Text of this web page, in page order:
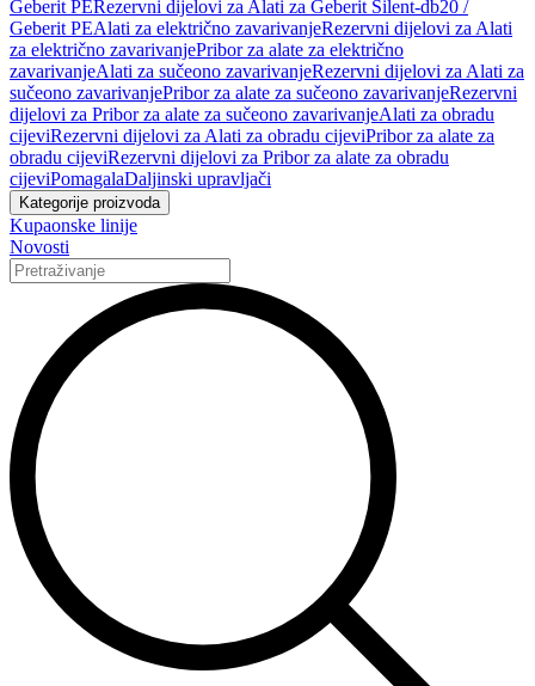
Geberit PERezervni dijelovi za Alati za Geberit Silent-db20 /
Geberit PEAlati za električno zavarivanjeRezervni dijelovi za Alati
za električno zavarivanjePribor za alate za električno
zavarivanjeAlati za sučeono zavarivanjeRezervni dijelovi za Alati za
sučeono zavarivanjePribor za alate za sučeono zavarivanjeRezervni
dijelovi za Pribor za alate za sučeono zavarivanjeAlati za obradu
cijeviRezervni dijelovi za Alati za obradu cijeviPribor za alate za
obradu cijeviRezervni dijelovi za Pribor za alate za obradu
cijeviPomagalaDaljinski upravljači
Kategorije proizvoda
Kupaonske linije
Novosti